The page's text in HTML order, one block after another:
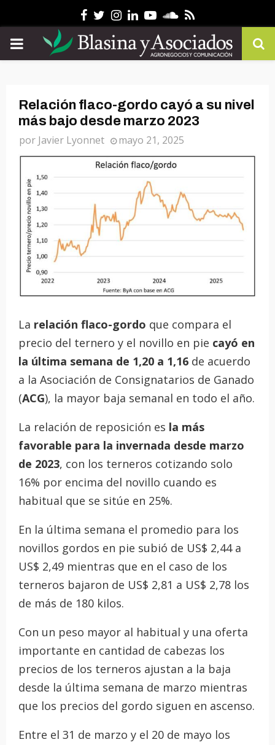
Facebook
Twitter
Instagram
Linkedin
YoutubeSoundcloud
Rss
PRIMARY
Relación flaco-gordo cayó a su nivel
más bajo desde marzo 2023
por Javier Lyonnet mayo 21, 2025
La relación flaco-gordo que compara el
precio del ternero y el novillo en pie cayó en
la última semana de 1,20 a 1,16 de acuerdo
a la Asociación de Consignatarios de Ganado
(ACG), la mayor baja semanal en todo el año.
La relación de reposición es la más
favorable para la invernada desde marzo
de 2023, con los terneros cotizando solo
16% por encima del novillo cuando es
habitual que se sitúe en 25%.
En la última semana el promedio para los
novillos gordos en pie subió de US$ 2,44 a
US$ 2,49 mientras que en el caso de los
terneros bajaron de US$ 2,81 a US$ 2,78 los
de más de 180 kilos.
Con un peso mayor al habitual y una oferta
importante en cantidad de cabezas los
precios de los terneros ajustan a la baja
desde la última semana de marzo mientras
que los precios del gordo siguen en ascenso.
Entre el 31 de marzo y el 20 de mayo los